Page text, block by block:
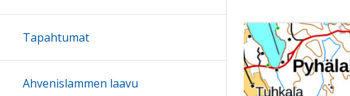
Tapahtumat
Ahvenislammen laavu